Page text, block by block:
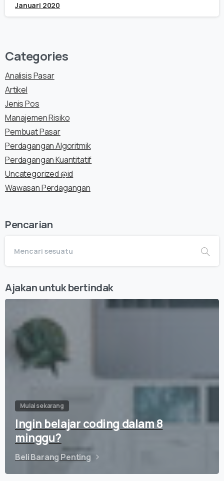
Januari 2020
Categories
Analisis Pasar
Artikel
Jenis Pos
Manajemen Risiko
Pembuat Pasar
Perdagangan Algoritmik
Perdagangan Kuantitatif
Uncategorized @id
Wawasan Perdagangan
Pencarian
Ajakan untuk bertindak
Mulai sekarang
Ingin belajar coding dalam 8
minggu?
Beli Barang Penting